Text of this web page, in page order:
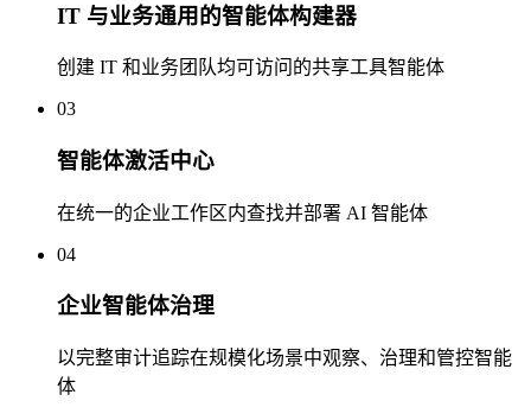
IT 与业务通用的智能体构建器
创建 IT 和业务团队均可访问的共享工具智能体
03
智能体激活中心
在统一的企业工作区内查找并部署 AI 智能体
04
企业智能体治理
以完整审计追踪在规模化场景中观察、治理和管控智能
体